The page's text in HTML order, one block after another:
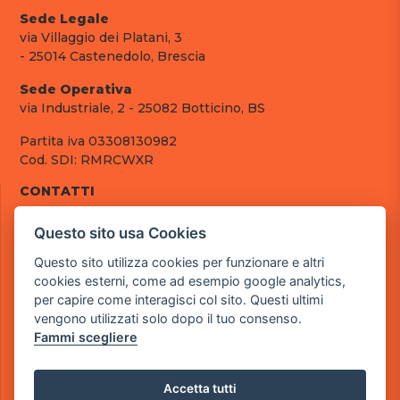
Sede Legale
via Villaggio dei Platani, 3
- 25014 Castenedolo, Brescia
Sede Operativa
via Industriale, 2 - 25082 Botticino, BS
Partita iva 03308130982
Cod. SDI: RMRCWXR
CONTATTI
tel.: +39 030 376 2377
pec: powergamesrl@legalmail.it
LINK UTILI
Chi siamo
Informazioni generali
Questo sito usa Cookies
Questo sito utilizza cookies per funzionare e altri
cookies esterni, come ad esempio google analytics,
per capire come interagisci col sito. Questi ultimi
vengono utilizzati solo dopo il tuo consenso.
Fammi scegliere
Accetta tutti